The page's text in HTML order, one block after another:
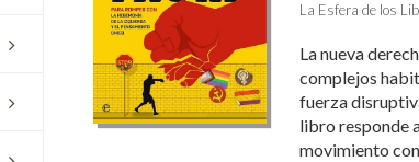
La Esfera de los
La nueva
complejos
fuerza
libro responde
movimiento